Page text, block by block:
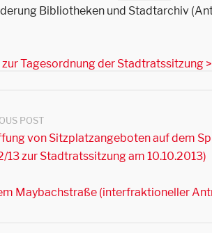
Bibliotheken und Stadtarchiv
zur Tagesordnung der Stadtratssitzung
POST
von Sitzplatzangeboten auf dem
13 zur Stadtratssitzung am 10.10.2013)
Maybachstraße (interfraktioneller